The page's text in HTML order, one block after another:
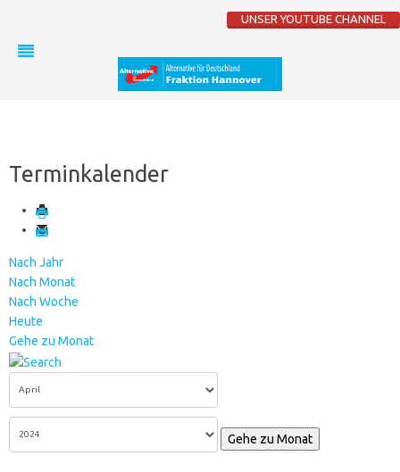
UNSER YOUTUBE CHANNEL
Terminkalender
Nach Jahr
Nach Monat
Nach Woche
Heute
Gehe zu Monat
Gehe zu Monat